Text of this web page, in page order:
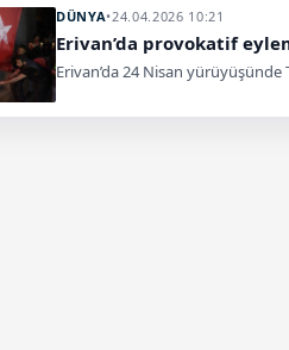
DÜNYA•24.04.2026 10:21
Erivan’da provokatif
Erivan’da 24 Nisan